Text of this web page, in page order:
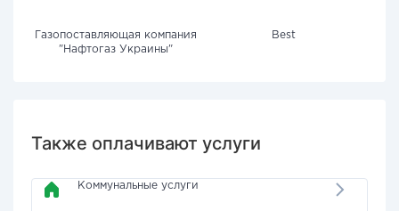
Газопоставляющая компания
"Нафтогаз Украины"
Best
Также оплачивают услуги
Коммунальные услуги